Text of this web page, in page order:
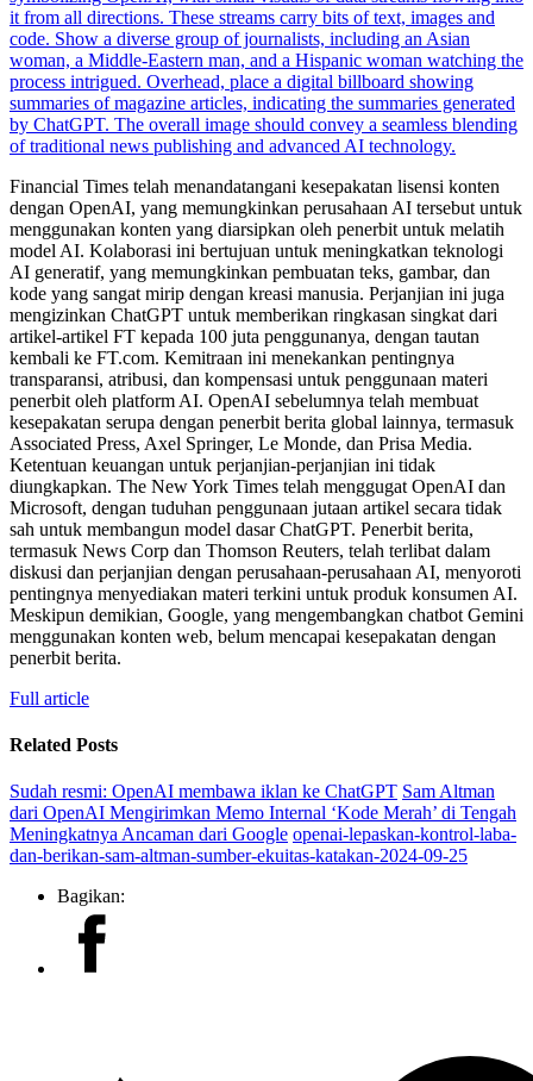
Financial Times telah menandatangani kesepakatan lisensi konten
dengan OpenAI, yang memungkinkan perusahaan AI tersebut untuk
menggunakan konten yang diarsipkan oleh penerbit untuk melatih
model AI. Kolaborasi ini bertujuan untuk meningkatkan teknologi
AI generatif, yang memungkinkan pembuatan teks, gambar, dan
kode yang sangat mirip dengan kreasi manusia. Perjanjian ini juga
mengizinkan ChatGPT untuk memberikan ringkasan singkat dari
artikel-artikel FT kepada 100 juta penggunanya, dengan tautan
kembali ke FT.com. Kemitraan ini menekankan pentingnya
transparansi, atribusi, dan kompensasi untuk penggunaan materi
penerbit oleh platform AI. OpenAI sebelumnya telah membuat
kesepakatan serupa dengan penerbit berita global lainnya, termasuk
Associated Press, Axel Springer, Le Monde, dan Prisa Media.
Ketentuan keuangan untuk perjanjian-perjanjian ini tidak
diungkapkan. The New York Times telah menggugat OpenAI dan
Microsoft, dengan tuduhan penggunaan jutaan artikel secara tidak
sah untuk membangun model dasar ChatGPT. Penerbit berita,
termasuk News Corp dan Thomson Reuters, telah terlibat dalam
diskusi dan perjanjian dengan perusahaan-perusahaan AI, menyoroti
pentingnya menyediakan materi terkini untuk produk konsumen AI.
Meskipun demikian, Google, yang mengembangkan chatbot Gemini
menggunakan konten web, belum mencapai kesepakatan dengan
penerbit berita.
Full article
Related Posts
Sudah resmi: OpenAI membawa iklan ke ChatGPT Sam Altman
dari OpenAI Mengirimkan Memo Internal ‘Kode Merah’ di Tengah
Meningkatnya Ancaman dari Google openai-lepaskan-kontrol-laba-
dan-berikan-sam-altman-sumber-ekuitas-katakan-2024-09-25
Bagikan: